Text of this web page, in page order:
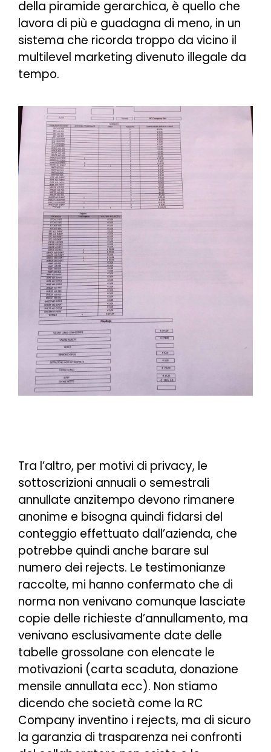
della piramide gerarchica, è quello che
lavora di più e guadagna di meno, in un
sistema che ricorda troppo da vicino il
multilevel marketing divenuto illegale da
tempo.
Tra l’altro, per motivi di privacy, le
sottoscrizioni annuali o semestrali
annullate anzitempo devono rimanere
anonime e bisogna quindi fidarsi del
conteggio effettuato dall’azienda, che
potrebbe quindi anche barare sul
numero dei rejects. Le testimonianze
raccolte, mi hanno confermato che di
norma non venivano comunque lasciate
copie delle richieste d’annullamento, ma
venivano esclusivamente date delle
tabelle grossolane con elencate le
motivazioni (carta scaduta, donazione
mensile annullata ecc). Non stiamo
dicendo che società come la RC
Company inventino i rejects, ma di sicuro
la garanzia di trasparenza nei confronti